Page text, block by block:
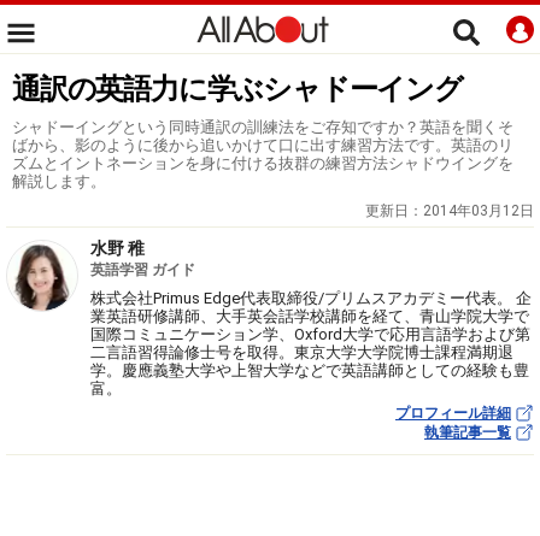
通訳の英語力に学ぶシャドーイング
シャドーイングという同時通訳の訓練法をご存知ですか？英語を聞くそ
ばから、影のように後から追いかけて口に出す練習方法です。英語のリ
ズムとイントネーションを身に付ける抜群の練習方法シャドウイングを
解説します。
更新日： 2014年03月12日
水野 稚
英語学習 ガイド
株式会社Primus Edge代表取締役/プリムスアカデミー代表。 企
業英語研修講師、大手英会話学校講師を経て、青山学院大学で
国際コミュニケーション学、Oxford大学で応用言語学および第
二言語習得論修士号を取得。東京大学大学院博士課程満期退
学。慶應義塾大学や上智大学などで英語講師としての経験も豊
富。
プロフィール詳細
執筆記事一覧